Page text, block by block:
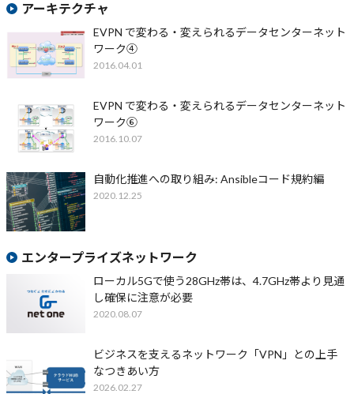
アーキテクチャ
EVPN で変わる・変えられるデータセンターネット
ワーク④
2016.04.01
EVPN で変わる・変えられるデータセンターネット
ワーク⑥
2016.10.07
自動化推進への取り組み: Ansibleコード規約編
2020.12.25
エンタープライズネットワーク
ローカル5Gで使う28GHz帯は、4.7GHz帯より見通
し確保に注意が必要
2020.08.07
ビジネスを支えるネットワーク「VPN」との上手
なつきあい方
2026.02.27